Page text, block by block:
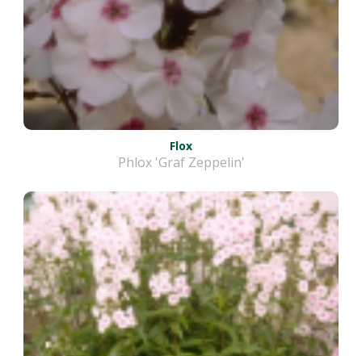
Flox
Phlox 'Graf Zeppelin'